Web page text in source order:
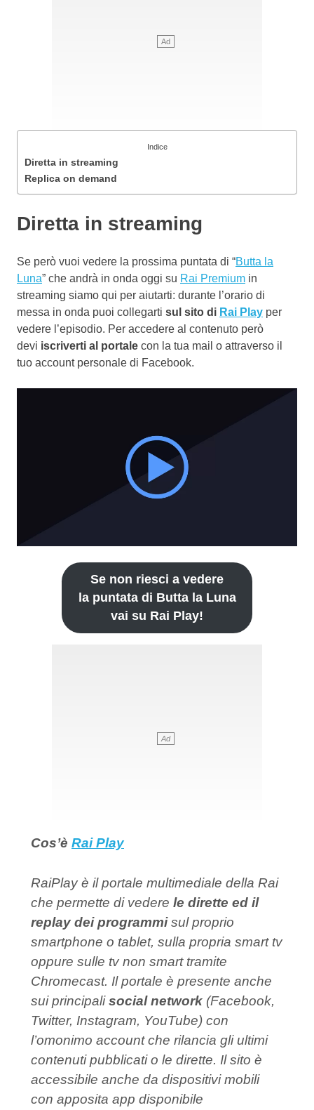
Indice
Diretta in streaming
Replica on demand
Diretta in streaming
Se però vuoi vedere la prossima puntata di “Butta la
Luna” che andrà in onda oggi su Rai Premium in
streaming siamo qui per aiutarti: durante l’orario di
messa in onda puoi collegarti sul sito di Rai Play per
vedere l’episodio. Per accedere al contenuto però
devi iscriverti al portale con la tua mail o attraverso il
tuo account personale di Facebook.
Se non riesci a vedere
la puntata di Butta la Luna
vai su Rai Play!
Cos’è Rai Play
RaiPlay è il portale multimediale della Rai
che permette di vedere le dirette ed il
replay dei programmisul proprio
smartphone o tablet, sulla propria smart tv
oppure sulle tv non smart tramite
Chromecast. Il portale è presente anche
sui principalisocial network (Facebook,
Twitter, Instagram, YouTube) con
l’omonimo account che rilancia gli ultimi
contenuti pubblicati o le dirette. Il sito è
accessibile anche da dispositivi mobili
con apposita app disponibile